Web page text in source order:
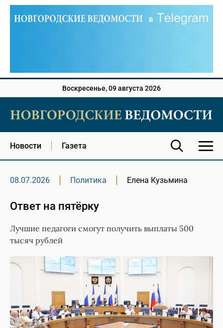
Воскресенье, 09 августа 2026
Новости Газета
08.07.2026 Политика Елена Кузьмина
Ответ на пятёрку
Лучшие педагоги смогут получить выплаты 500
тысяч рублей